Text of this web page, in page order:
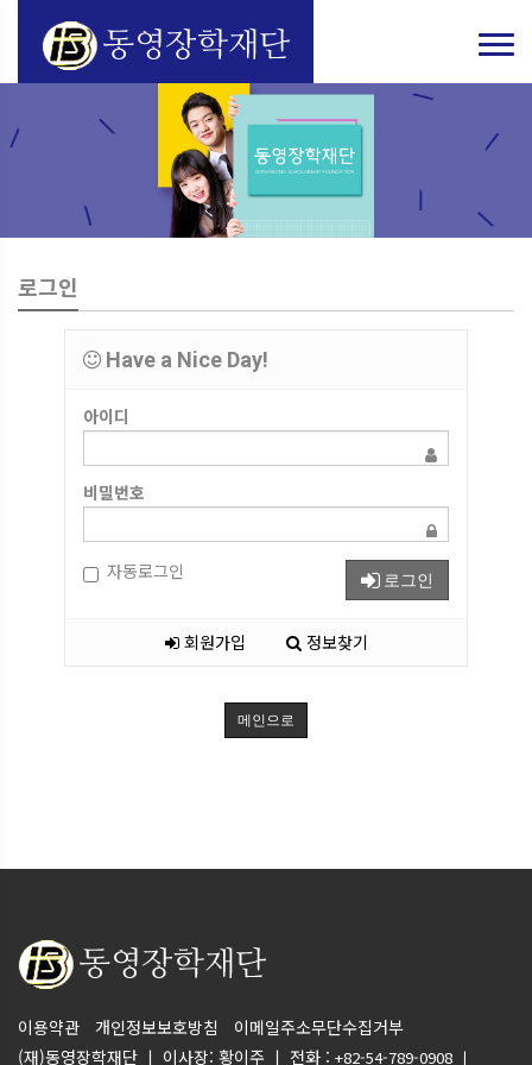
로그인
Have a Nice Day!
아이디
비밀번호
자동로그인 로그인
회원가입 정보찾기
메인으로
이용약관 개인정보보호방침
이메일주소무단수집거부
(재)동영장학재단 ㅣ 이사장: 황이주 ㅣ 전화 : +82-54-789-0908 ㅣ